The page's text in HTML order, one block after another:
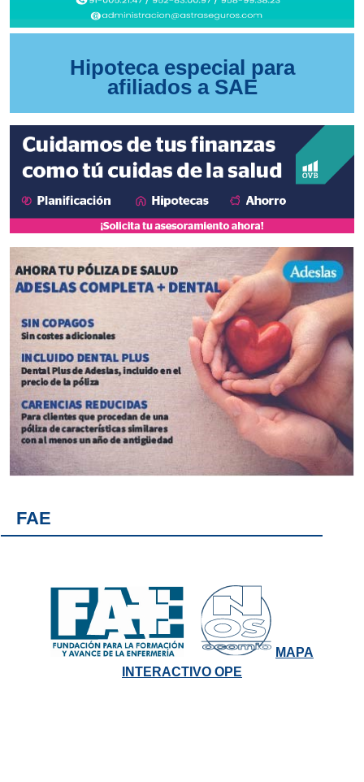
Hipoteca especial para
afiliados a SAE
FAE
MAPA
INTERACTIVO OPE